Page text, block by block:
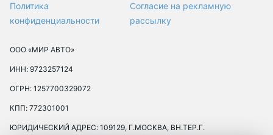
Политика
конфиденциальности
Согласие на рекламную
рассылку
ООО «МИР АВТО»
ИНН: 9723257124
ОГРН: 1257700329072
КПП: 772301001
ЮРИДИЧЕСКИЙ АДРЕС: 109129, Г.МОСКВА, ВН.ТЕР.Г.